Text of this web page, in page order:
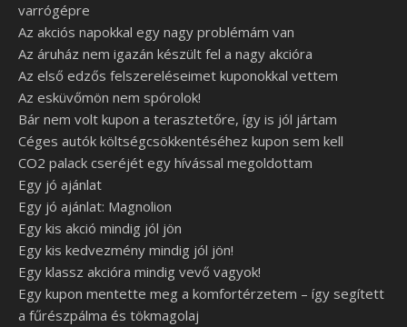
varrógépre
Az akciós napokkal egy nagy problémám van
Az áruház nem igazán készült fel a nagy akcióra
Az első edzős felszereléseimet kuponokkal vettem
Az esküvőmön nem spórolok!
Bár nem volt kupon a terasztetőre, így is jól jártam
Céges autók költségcsökkentéséhez kupon sem kell
CO2 palack cseréjét egy hívással megoldottam
Egy jó ajánlat
Egy jó ajánlat: Magnolion
Egy kis akció mindig jól jön
Egy kis kedvezmény mindig jól jön!
Egy klassz akcióra mindig vevő vagyok!
Egy kupon mentette meg a komfortérzetem – így segített
a fűrészpálma és tökmagolaj